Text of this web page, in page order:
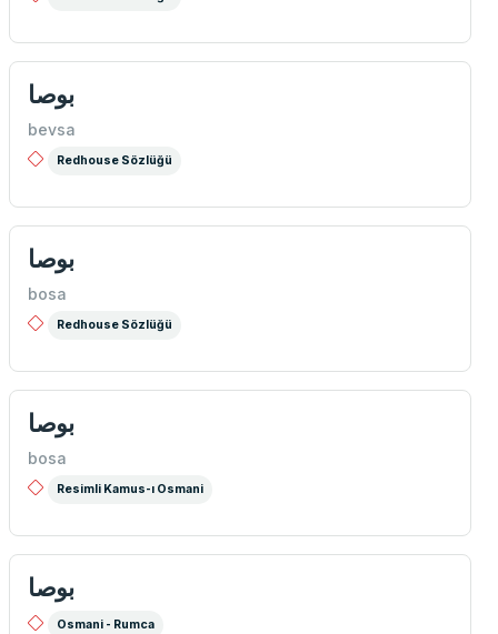
بوصا
bevsa
Redhouse Sözlüğü
بوصا
bosa
Redhouse Sözlüğü
بوصا
bosa
Resimli Kamus-ı Osmani
بوصا
Osmani - Rumca